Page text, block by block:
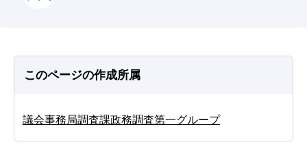
このページの作成所属
議会事務局調査課政務調査第一グループ